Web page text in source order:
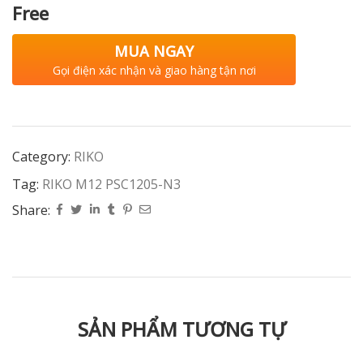
Free
MUA NGAY
Gọi điện xác nhận và giao hàng tận nơi
Category: RIKO
Tag: RIKO M12 PSC1205-N3
Share:
SẢN PHẨM TƯƠNG TỰ